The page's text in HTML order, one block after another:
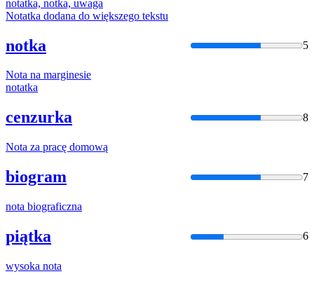
notatka, notka, uwaga
Notatka dodana do większego tekstu
notka 5
Nota na marginesie
notatka
cenzurka 8
Nota za pracę domową
biogram 7
nota biograficzna
piątka 6
wysoka nota